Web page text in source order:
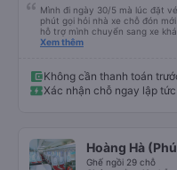
Mình đi ngày 30/5 mà lúc đặt
phút gọi hỏi nhà xe chỗ đón
hỗ trợ mình chuyển sang xe
vụ. Anh tài xế rất tốt bụng, đã
Xem thêm
Không cần thanh toán
Xác nhận chỗ ngay lập tức
Hoàng Hà
Ghế ngồi 29 chỗ